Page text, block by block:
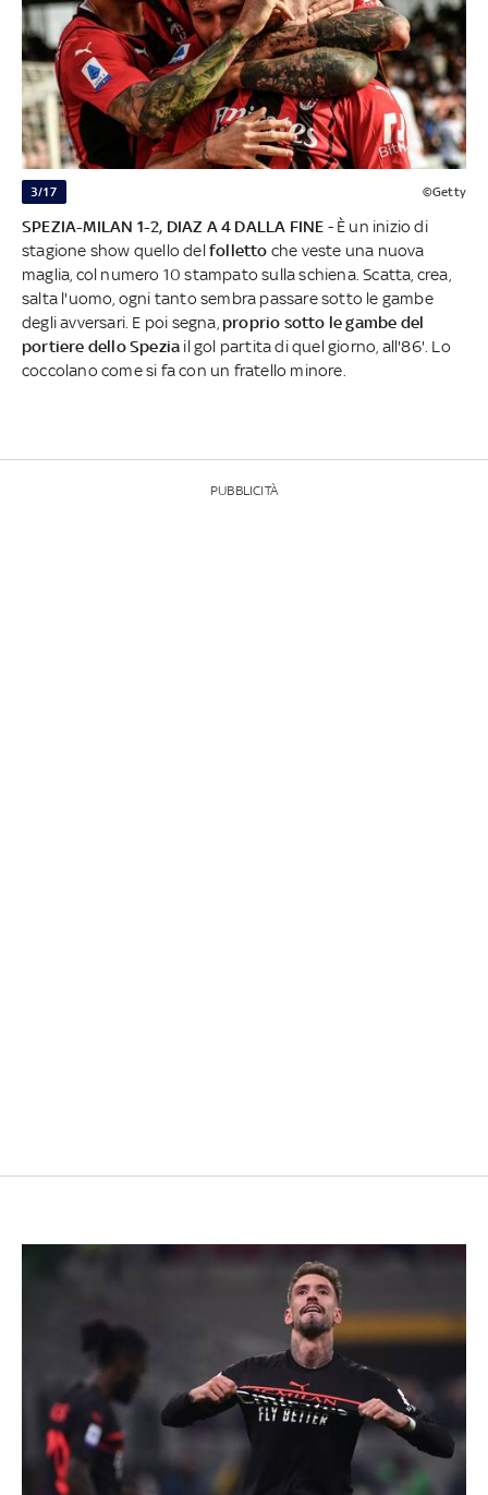
3/17 ©Getty
SPEZIA-MILAN 1-2, DIAZ A 4 DALLA FINE - È un inizio di
stagione show quello delfolletto che veste una nuova
maglia, col numero 10 stampato sulla schiena. Scatta, crea,
salta l'uomo, ogni tanto sembra passare sotto le gambe
degli avversari. E poi segna, proprio sotto le gambe del
portiere dello Spezia il gol partita di quel giorno, all'86'. Lo
coccolano come si fa con un fratello minore.
PUBBLICITÀ